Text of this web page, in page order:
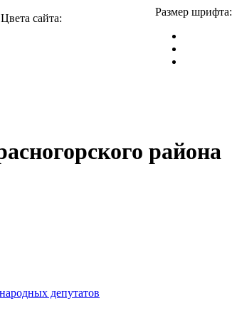
Цвета сайта:
Размер шрифта:
района
депутатов